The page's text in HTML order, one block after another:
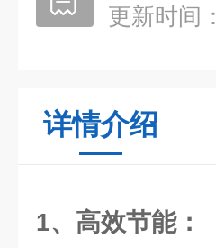
更新时间：
详情介绍
1、 高效节能：